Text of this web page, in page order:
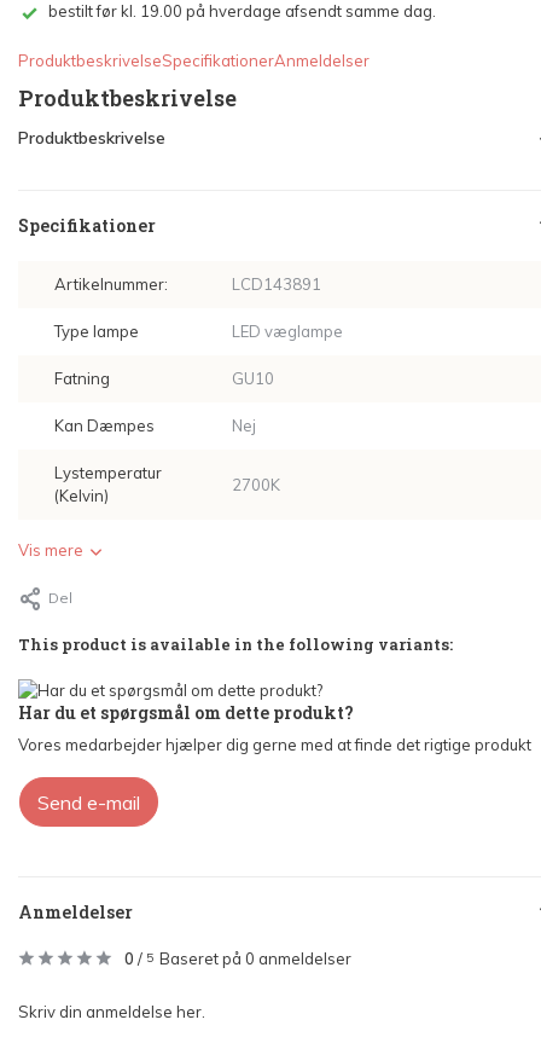
bestilt før kl. 19.00 på hverdage afsendt samme dag.
ProduktbeskrivelseSpecifikationerAnmeldelser
Produktbeskrivelse
Produktbeskrivelse
Specifikationer
Artikelnummer: LCD143891
Type lampe LED væglampe
Fatning GU10
Kan Dæmpes Nej
Lystemperatur
(Kelvin)
2700K
Vis mere
Del
This product is available in the following variants:
Har du et spørgsmål om dette produkt?
Vores medarbejder hjælper dig gerne med at finde det rigtige produkt
Send e-mail
Anmeldelser
0 / 5 Baseret på 0 anmeldelser
Skriv din anmeldelse her.